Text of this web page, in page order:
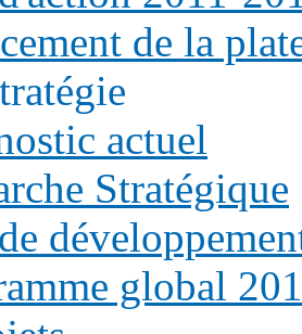
de la
actuel
Stratégique
global